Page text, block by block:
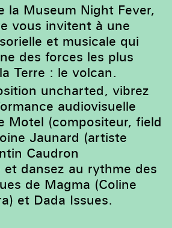
la Museum Night Fever,
vous invitent à une
et musicale qui
des forces les plus
Terre : le volcan.
uncharted, vibrez
audiovisuelle
Motel (compositeur, field
Jaunard (artiste
Caudron
et dansez au rythme des
de Magma (Coline
et Dada Issues.